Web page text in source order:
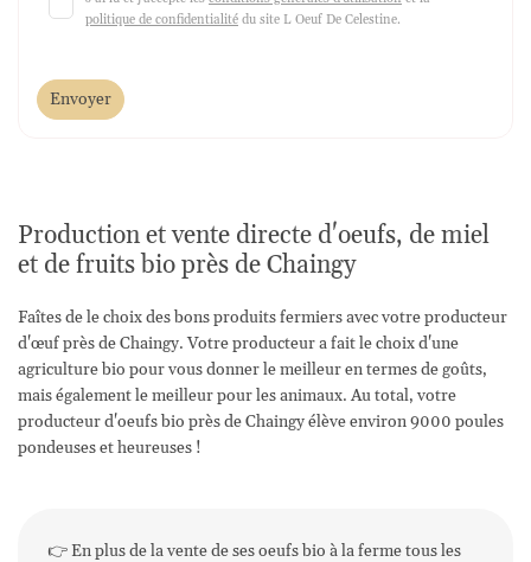
politique de confidentialité du site L Oeuf De Celestine.
Envoyer
Production et vente directe d'oeufs, de miel
et de fruits bio près de Chaingy
Faîtes de le choix des bons produits fermiers avec votre producteur
d'œuf près de Chaingy. Votre producteur a fait le choix d'une
agriculture bio pour vous donner le meilleur en termes de goûts,
mais également le meilleur pour les animaux. Au total, votre
producteur d'oeufs bio près de Chaingy élève environ 9000 poules
pondeuses et heureuses !
👉 En plus de la vente de ses oeufs bio à la ferme tous les